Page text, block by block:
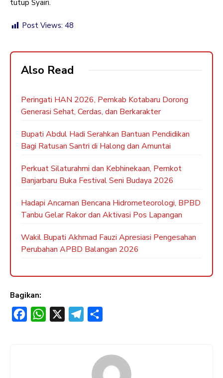
tutup Syairi.
Post Views: 48
Also Read
Peringati HAN 2026, Pemkab Kotabaru Dorong
Generasi Sehat, Cerdas, dan Berkarakter
Bupati Abdul Hadi Serahkan Bantuan Pendidikan
Bagi Ratusan Santri di Halong dan Amuntai
Perkuat Silaturahmi dan Kebhinekaan, Pemkot
Banjarbaru Buka Festival Seni Budaya 2026
Hadapi Ancaman Bencana Hidrometeorologi, BPBD
Tanbu Gelar Rakor dan Aktivasi Pos Lapangan
Wakil Bupati Akhmad Fauzi Apresiasi Pengesahan
Perubahan APBD Balangan 2026
Bagikan:
W
r
e